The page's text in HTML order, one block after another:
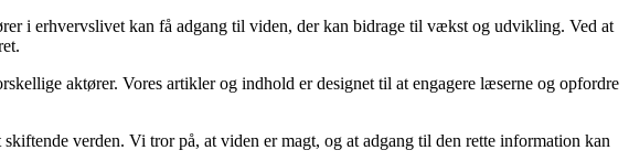
i erhvervslivet kan få adgang til viden, der kan bidrage til vækst og udvikling. Ved at
aktører. Vores artikler og indhold er designet til at engagere læserne og opfordre
verden. Vi tror på, at viden er magt, og at adgang til den rette information kan